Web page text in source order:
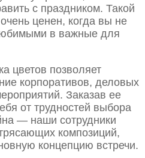
с праздником. Такой
ценен, когда вы не
в важные для
цветов позволяет
корпоративов, деловых
Заказав ее
от трудностей выбора
— наши сотрудники
композиций,
концепцию встречи.